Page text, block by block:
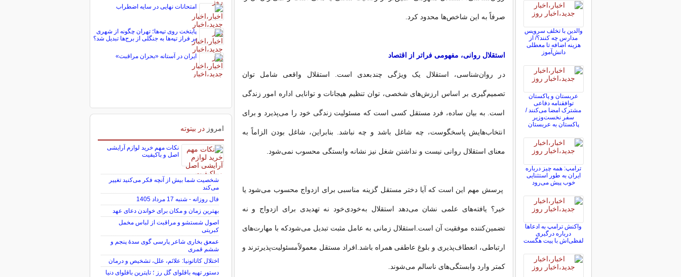
صرفاً به این شاخص‌ها محدود کرد.
استقلال روانی، مفهومی فراتر از اقتصاد
در روان‌شناسی، استقلال یک ویژگی چندبعدی است. استقلال واقعی شامل توان
تصمیم‌گیری بر اساس ارزش‌های شخصی، توان تنظیم هیجانات و توانایی اداره امور زندگی
است. به بیان ساده، فرد مستقل کسی است که مسئولیت زندگی خود را می‌پذیرد و برای
انتخاب‌هایش پاسخگوست، چه شاغل باشد و چه نباشد. بنابراین، شاغل بودن الزاماً به
معنای استقلال روانی نیست و نداشتن شغل نیز نشانه وابستگی محسوب نمی‌شود.
پرسش مهم این است که آیا دختر مستقل گزینه مناسبی برای ازدواج محسوب می‌شود یا
خیر؟ یافته‌های علمی نشان می‌دهد استقلال به‌خودی‌خود نه تهدیدی برای ازدواج و نه
تضمین‌کننده موفقیت آن است.استقلال زمانی به عامل مثبت تبدیل می‌شودکه با مهارت‌های
ارتباطی، انعطاف‌پذیری و بلوغ عاطفی همراه باشد.افراد مستقل معمولاًمسئولیت‌پذیرترند و
کمتر وارد وابستگی‌های ناسالم می‌شوند.
والدین با تخلف سرویس
مدارس چه کنند؟/ از
هزینه اضافه تا معطلی
دانش‌آموز
عربستان و پاکستان
توافقنامه دفاعی
مشترک امضا می‌کنند /
سفر نخست‌وزیر
پاکستان به عربستان
ترامپ: همه چیز درباره
ایران به طور استثنایی
خوب پیش می‌رود
واکنش ترامپ به ادعاها
درباره درگیری
لفظی‌اش با پیت هگست
امتحانات نهایی در سایه اضطراب
پایتخت روی تپه‌ها؛ تهران چگونه از شهری
بر فراز تپه‌ها به جنگلی از برج‌ها تبدیل شد؟
ایران در آستانه «بحران مراقبت»
امروز در بیتوته
نکات مهم خرید لوازم آرایشی
اصل و باکیفیت
شخصیت شما بیش از آنچه فکر می‌کنید تغییر
می‌کند
فال روزانه - شنبه 17 مرداد 1405
بهترین زمان و مکان برای خواندن دعای عهد
اصول شستشو و مراقبت از لباس مخمل
کبریتی
عمعق بخاری شاعر پارسی گوی سدهٔ پنجم و
ششم قمری
اختلال کاتاتونیا: علائم، علل، تشخیص و درمان
دستور تهیه باقلوای گل رز ؛ تاپترین باقلوای دنیا